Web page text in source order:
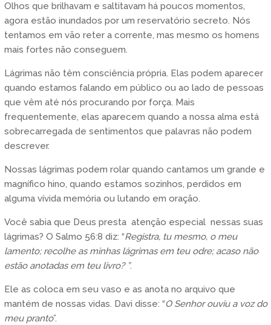
Olhos que brilhavam e saltitavam há poucos momentos,
agora estão inundados por um reservatório secreto. Nós
tentamos em vão reter a corrente, mas mesmo os homens
mais fortes não conseguem.
Lágrimas não têm consciência própria. Elas podem aparecer
quando estamos falando em público ou ao lado de pessoas
que vêm até nós procurando por força. Mais
frequentemente, elas aparecem quando a nossa alma está
sobrecarregada de sentimentos que palavras não podem
descrever.
Nossas lágrimas podem rolar quando cantamos um grande e
magnífico hino, quando estamos sozinhos, perdidos em
alguma vívida memória ou lutando em oração.
Você sabia que Deus presta atenção especial nessas suas
lágrimas? O Salmo 56:8 diz: “Registra, tu mesmo, o meu
lamento; recolhe as minhas lágrimas em teu odre; acaso não
estão anotadas em teu livro? ”.
Ele as coloca em seu vaso e as anota no arquivo que
mantém de nossas vidas. Davi disse: “O Senhor ouviu a voz do
meu pranto”.